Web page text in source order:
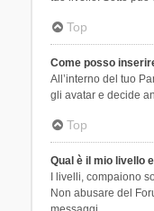
Top
Come posso
All’interno del tuo
gli avatar e decide
Top
Qual è il mio livello
I livelli, compaiono
Non abusare del